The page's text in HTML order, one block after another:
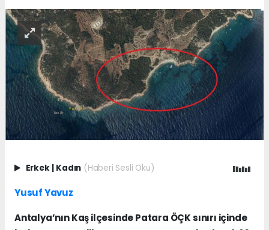
Erkek | Kadın (Haberi Sesli Oku)
Yusuf Yavuz
Antalya’nın Kaş ilçesinde Patara ÖÇK sınırı içinde